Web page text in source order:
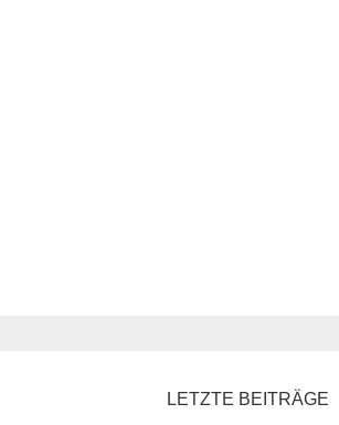
LETZTE BEITRÄGE